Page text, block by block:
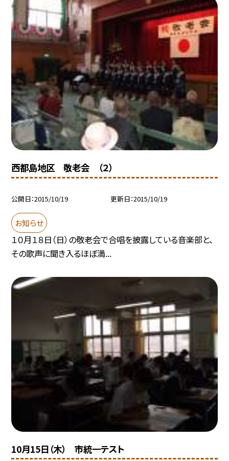
西都島地区 敬老会 （２）
公開日 2015/10/19 更新日 2015/10/19
お知らせ
１０月１８日（日）の敬老会で合唱を披露している音楽部と、
その歌声に聞き入るほぼ満...
10月15日（木） 市統一テスト